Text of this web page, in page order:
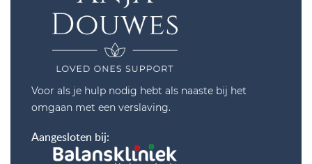
Voor als je hulp nodig hebt als naaste bij het
omgaan met een verslaving.
Aangesloten bij: